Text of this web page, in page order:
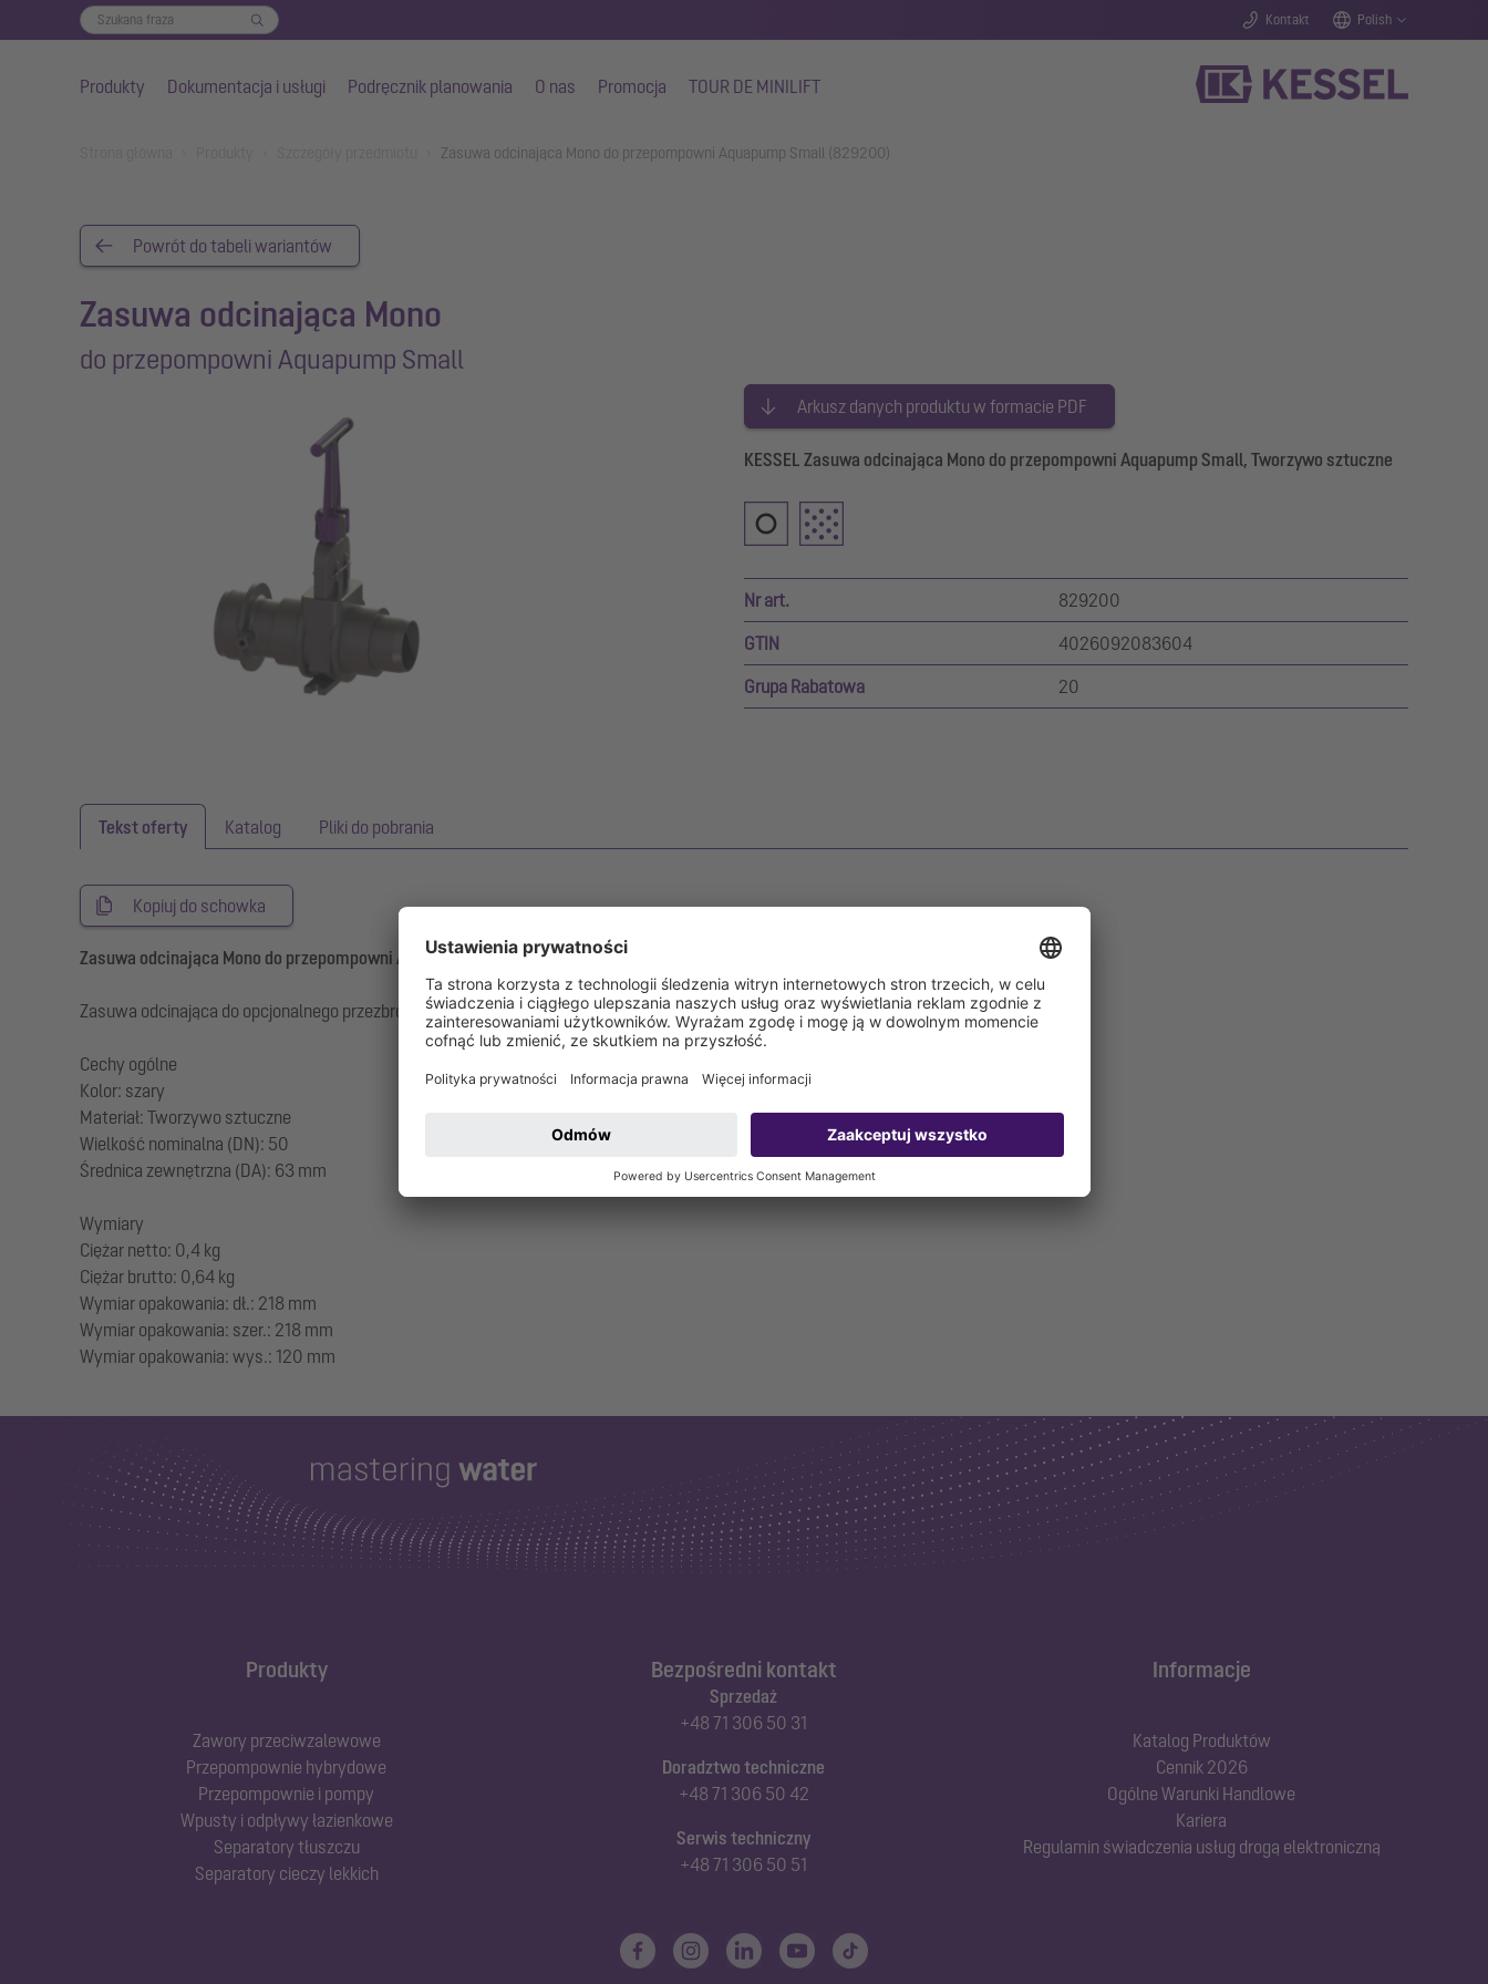
Kontakt Polish
Produkty Dokumentacja i usługi Podręcznik planowania O nas Promocja TOUR DE MINILIFT
Zasuwa odcinająca Mono do przepompowni Aquapump Small (829200)
Powrót do tabeli wariantów
Zasuwa odcinająca Mono
do przepompowni Aquapump Small
Arkusz danych produktu w formacie PDF
KESSEL Zasuwa odcinająca Mono do przepompowni Aquapump Small, Tworzywo sztuczne
Nr art. 829200
GTIN 4026092083604
Grupa Rabatowa 20
Tekst oferty Katalog Pliki do pobrania
Kopiuj do schowka
Zasuwa odcinająca Mono do przepompowni Aquapump Small
Zasuwa odcinająca do opcjonalnego przezbrojenia przepompowni Aquapump Small
Cechy ogólne
Kolor: szary
Materiał: Tworzywo sztuczne
Wielkość nominalna (DN): 50
Średnica zewnętrzna (DA): 63 mm
Wymiary
Ciężar netto: 0,4 kg
Ciężar brutto: 0,64 kg
Wymiar opakowania: dł.: 218 mm
Wymiar opakowania: szer.: 218 mm
Produkty
Zawory przeciwzalewowe
Przepompownie hybrydowe
Przepompownie i pompy
Wpusty i odpływy łazienkowe
Separatory tłuszczu
Separatory cieczy lekkich
Bezpośredni kontakt
Sprzedaż
+48 71 306 50 31
Doradztwo techniczne
+48 71 306 50 42
Serwis techniczny
+48 71 306 50 51
Informacje
Katalog Produktów
Cennik 2026
Ogólne Warunki Handlowe
Kariera
Regulamin świadczenia usług drogą elektroniczną